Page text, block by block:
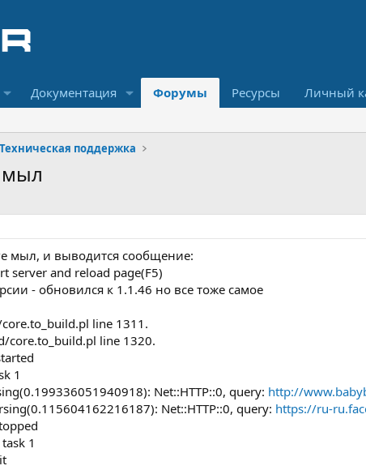
Документация Форумы Ресурсы Личный
Техническая поддержка
мыл
мыл, и выводится сообщение:
server and reload page(F5)
- обновился к 1.1.46 но все тоже самое
line 1311.
core.to_build.pl line 1320.
1
Net::HTTP::0, query: http://
Net::HTTP::0, query: https://ru-
1